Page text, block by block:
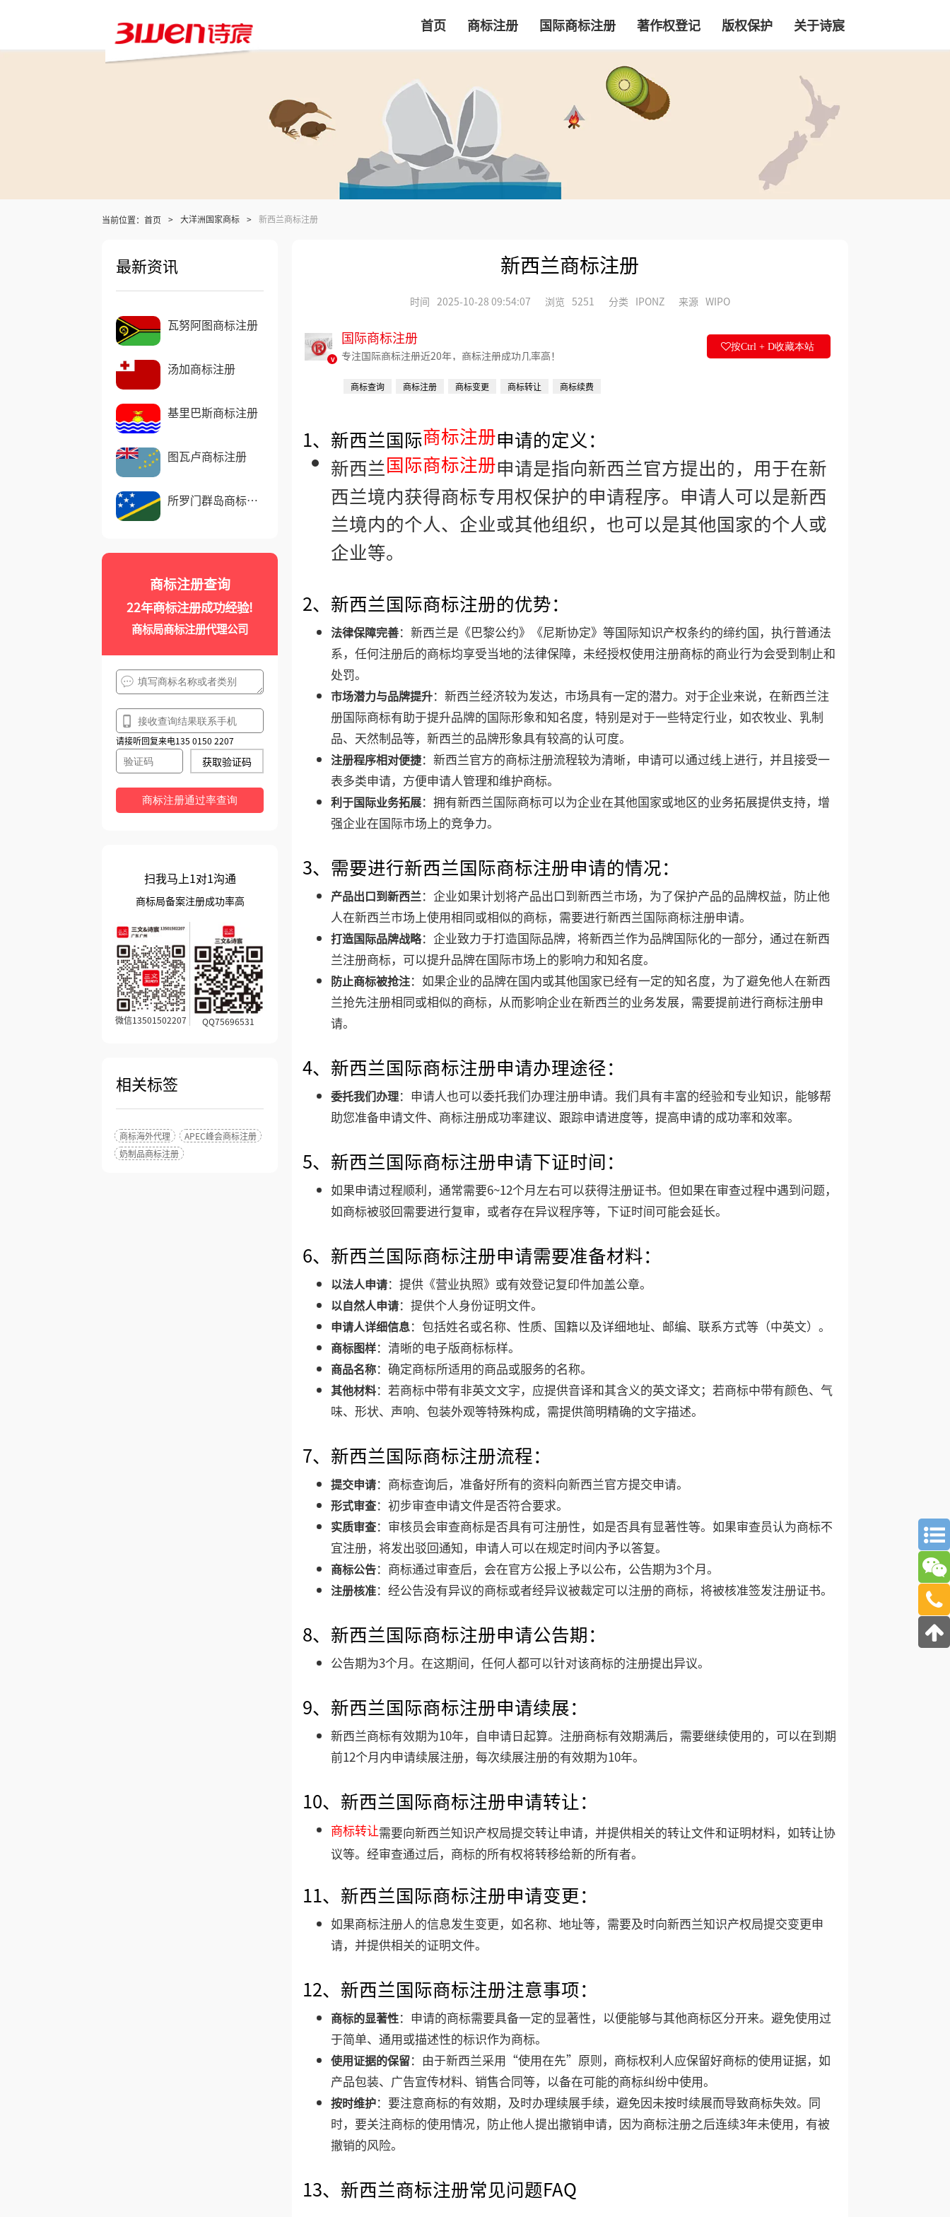
首页 商标注册 国际商标注册 著作权登记 版权保护 关于诗宸
当前位置：首页 > 大洋洲国家商标 > 新西兰商标注册
新西兰商标注册
时间 2025-10-28 09:54:07 浏览 5251 分类 IPONZ 来源 WIPO
v
国际商标注册
专注国际商标注册近20年，商标注册成功几率高！
按Ctrl + D收藏本站
商标查询 商标注册 商标变更 商标转让 商标续费
1、新西兰国际商标注册申请的定义：
新西兰国际商标注册申请是指向新西兰官方提出的，用于在新
西兰境内获得商标专用权保护的申请程序。申请人可以是新西
兰境内的个人、企业或其他组织，也可以是其他国家的个人或
企业等。
2、新西兰国际商标注册的优势：
法律保障完善：新西兰是《巴黎公约》《尼斯协定》等国际知识产权条约的缔约国，执行普通法
系，任何注册后的商标均享受当地的法律保障，未经授权使用注册商标的商业行为会受到制止和
处罚。
市场潜力与品牌提升：新西兰经济较为发达，市场具有一定的潜力。对于企业来说，在新西兰注
册国际商标有助于提升品牌的国际形象和知名度，特别是对于一些特定行业，如农牧业、乳制
品、天然制品等，新西兰的品牌形象具有较高的认可度。
注册程序相对便捷：新西兰官方的商标注册流程较为清晰，申请可以通过线上进行，并且接受一
表多类申请，方便申请人管理和维护商标。
利于国际业务拓展：拥有新西兰国际商标可以为企业在其他国家或地区的业务拓展提供支持，增
强企业在国际市场上的竞争力。
3、需要进行新西兰国际商标注册申请的情况：
产品出口到新西兰：企业如果计划将产品出口到新西兰市场，为了保护产品的品牌权益，防止他
人在新西兰市场上使用相同或相似的商标，需要进行新西兰国际商标注册申请。
打造国际品牌战略：企业致力于打造国际品牌，将新西兰作为品牌国际化的一部分，通过在新西
兰注册商标，可以提升品牌在国际市场上的影响力和知名度。
防止商标被抢注：如果企业的品牌在国内或其他国家已经有一定的知名度，为了避免他人在新西
兰抢先注册相同或相似的商标，从而影响企业在新西兰的业务发展，需要提前进行商标注册申
请。
4、新西兰国际商标注册申请办理途径：
委托我们办理：申请人也可以委托我们办理注册申请。我们具有丰富的经验和专业知识，能够帮
助您准备申请文件、商标注册成功率建议、跟踪申请进度等，提高申请的成功率和效率。
5、新西兰国际商标注册申请下证时间：
如果申请过程顺利，通常需要6~12个月左右可以获得注册证书。但如果在审查过程中遇到问题，
如商标被驳回需要进行复审，或者存在异议程序等，下证时间可能会延长。
6、新西兰国际商标注册申请需要准备材料：
以法人申请：提供《营业执照》或有效登记复印件加盖公章。
以自然人申请：提供个人身份证明文件。
申请人详细信息：包括姓名或名称、性质、国籍以及详细地址、邮编、联系方式等（中英文）。
商标图样：清晰的电子版商标标样。
商品名称：确定商标所适用的商品或服务的名称。
其他材料：若商标中带有非英文文字，应提供音译和其含义的英文译文；若商标中带有颜色、气
味、形状、声响、包装外观等特殊构成，需提供简明精确的文字描述。
7、新西兰国际商标注册流程：
提交申请：商标查询后，准备好所有的资料向新西兰官方提交申请。
形式审查：初步审查申请文件是否符合要求。
实质审查：审核员会审查商标是否具有可注册性，如是否具有显著性等。如果审查员认为商标不
宜注册，将发出驳回通知，申请人可以在规定时间内予以答复。
商标公告：商标通过审查后，会在官方公报上予以公布，公告期为3个月。
注册核准：经公告没有异议的商标或者经异议被裁定可以注册的商标，将被核准签发注册证书。
8、新西兰国际商标注册申请公告期：
公告期为3个月。在这期间，任何人都可以针对该商标的注册提出异议。
9、新西兰国际商标注册申请续展：
新西兰商标有效期为10年，自申请日起算。注册商标有效期满后，需要继续使用的，可以在到期
前12个月内申请续展注册，每次续展注册的有效期为10年。
10、新西兰国际商标注册申请转让：
商标转让需要向新西兰知识产权局提交转让申请，并提供相关的转让文件和证明材料，如转让协
议等。经审查通过后，商标的所有权将转移给新的所有者。
11、新西兰国际商标注册申请变更：
如果商标注册人的信息发生变更，如名称、地址等，需要及时向新西兰知识产权局提交变更申
请，并提供相关的证明文件。
12、新西兰国际商标注册注意事项：
商标的显著性：申请的商标需要具备一定的显著性，以便能够与其他商标区分开来。避免使用过
于简单、通用或描述性的标识作为商标。
使用证据的保留：由于新西兰采用“使用在先”原则，商标权利人应保留好商标的使用证据，如
产品包装、广告宣传材料、销售合同等，以备在可能的商标纠纷中使用。
按时维护：要注意商标的有效期，及时办理续展手续，避免因未按时续展而导致商标失效。同
时，要关注商标的使用情况，防止他人提出撤销申请，因为商标注册之后连续3年未使用，有被
撤销的风险。
13、新西兰商标注册常见问题FAQ
最新资讯
瓦努阿图商标注册
汤加商标注册
基里巴斯商标注册
图瓦卢商标注册
所罗门群岛商标注
商标注册查询
22年商标注册成功经验!
商标局商标注册代理公司
请接听回复来电135 0150 2207
获取验证码
商标注册通过率查询
扫我马上1对1沟通
商标局备案注册成功率高
微信13501502207 QQ75696531
相关标签
商标海外代理
APEC峰会商标注册
奶制品商标注册